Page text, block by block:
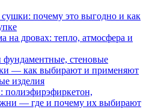
почему это выгодно и как
на дровах: тепло, атмосфера и
стеновые
— как выбирают и применяют
изделия
полиэфирэфиркетон,
— где и почему их выбирают